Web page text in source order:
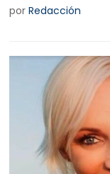
porRedacción